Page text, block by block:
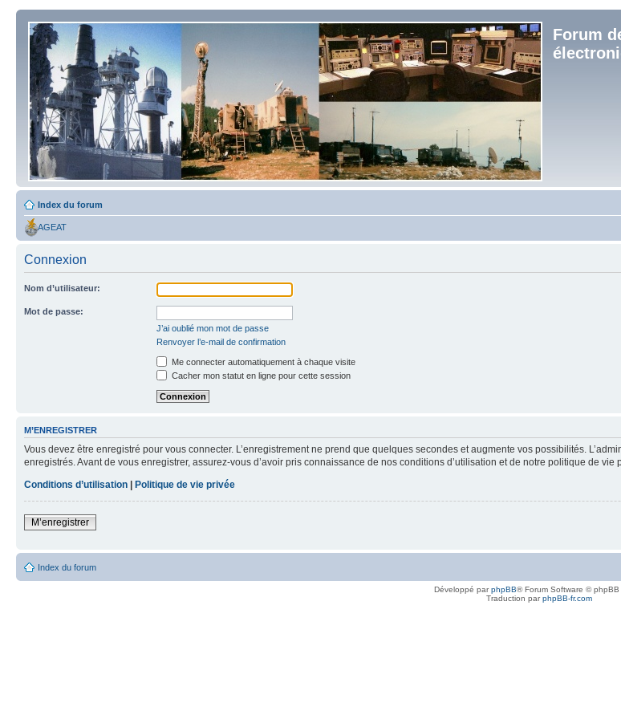
Forum
Index du forum
AGEAT
Connexion
Nom d’utilisateur:
Mot de passe:
J’ai oublié mon mot de passe
Renvoyer l’e-mail de confirmation
Me connecter automatiquement à chaque visite
Cacher mon statut en ligne pour cette session
M’ENREGISTRER
Vous devez être enregistré pour vous connecter. L’enregistrement ne prend que quelques secondes et augmente vos possibilités.
enregistrés. Avant de vous enregistrer, assurez-vous d’avoir pris connaissance de nos conditions d’utilisation et de notre politique de
Conditions d’utilisation | Politique de vie privée
M’enregistrer
Index du forum
Développé parphpBB® Forum Software © phpBB
Traduction parphpBB-fr.com